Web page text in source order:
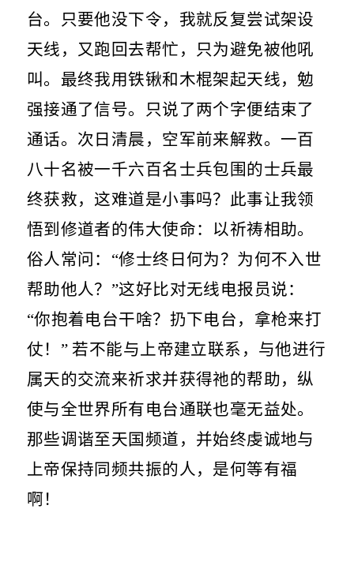
台。只要他没下令，我就反复尝试架设
天线，又跑回去帮忙，只为避免被他吼
叫。最终我用铁锹和木棍架起天线，勉
强接通了信号。只说了两个字便结束了
通话。次日清晨，空军前来解救。一百
八十名被一千六百名士兵包围的士兵最
终获救，这难道是小事吗？此事让我领
悟到修道者的伟大使命：以祈祷相助。
俗人常问：“修士终日何为？为何不入世
帮助他人？”这好比对无线电报员说：
“你抱着电台干啥？扔下电台，拿枪来打
仗！” 若不能与上帝建立联系，与他进行
属天的交流来祈求并获得祂的帮助，纵
使与全世界所有电台通联也毫无益处。
那些调谐至天国频道，并始终虔诚地与
上帝保持同频共振的人，是何等有福
啊！